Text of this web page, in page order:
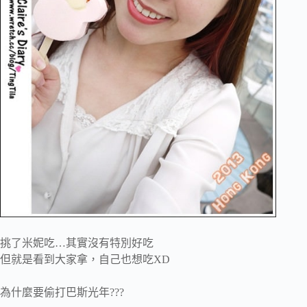
挑了米妮吃…其實沒有特別好吃
但就是看到大家拿，自己也想吃XD
為什麼要偷打巴斯光年???